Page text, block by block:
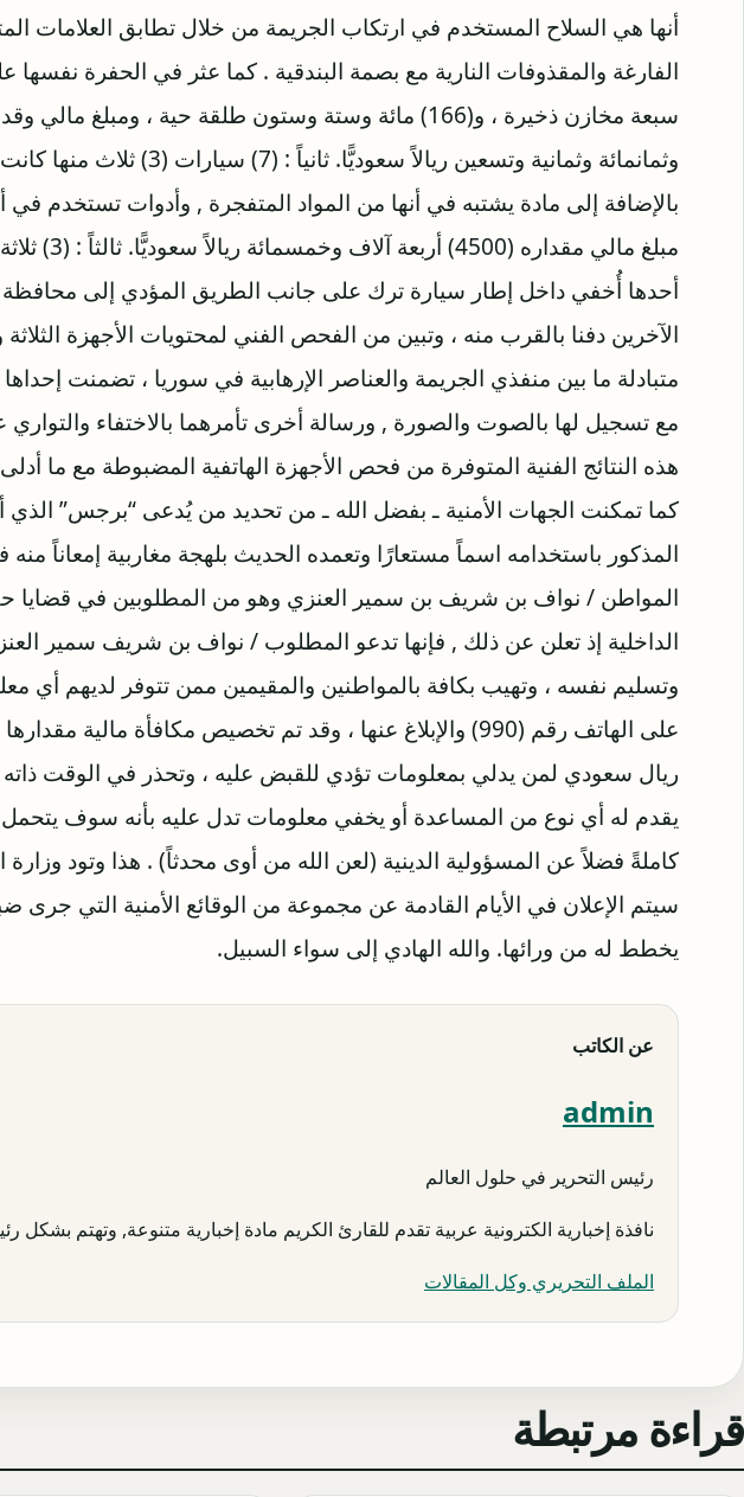
أنها هي السلاح المستخدم في ارتكاب الجريمة من خلال تطابق العلامات
وثمانمائة وثمانية وتسعين ريالاً
بالإضافة إلى مادة يشتبه في أنها من المواد المتفجرة , وأدوات تستخدم
مبلغ مالي مقداره
أحدها أُخفي داخل إطار سيارة ترك على جانب الطريق المؤدي إلى محافظة
الآخرين دفنا بالقرب منه ، وتبين من الفحص الفني لمحتويات الأجهزة
متبادلة ما بين منفذي الجريمة والعناصر الإرهابية في سوريا ، تضمنت إحداها
مع تسجيل لها بالصوت والصورة , ورسالة أخرى تأمرهما بالاختفاء
هذه النتائج الفنية المتوفرة من فحص الأجهزة الهاتفية المضبوطة مع ما
كما تمكنت الجهات الأمنية ـ بفضل الله ـ من تحديد من يُدعى “برجس”
المذكور باستخدامه اسماً مستعارًا وتعمده الحديث بلهجة مغاربية إمعاناً منه
المواطن / نواف بن شريف بن سمير العنزي وهو من المطلوبين في قضايا
الداخلية إذ تعلن عن ذلك , فإنها تدعو المطلوب / نواف بن شريف سمير
وتسليم نفسه ، وتهيب بكافة بالمواطنين والمقيمين ممن تتوفر لديهم أي
ريال سعودي لمن يدلي بمعلومات تؤدي للقبض عليه ، وتحذر في الوقت
يقدم له أي نوع من المساعدة أو يخفي معلومات تدل عليه بأنه سوف يتحمل
كاملةً فضلاً عن المسؤولية الدينية (لعن الله من أوى محدثاً) . هذا وتود وزارة
سيتم الإعلان في الأيام القادمة عن مجموعة من الوقائع الأمنية التي جرى
يخطط له من ورائها. والله الهادي إلى سواء السبيل.
عن الكاتب
admin
رئيس التحرير في حلول العالم
نافذة إخبارية الكترونية عربية تقدم للقارئ الكريم مادة إخبارية متنوعة, وتهتم بشكل
الملف التحريري وكل المقالات
قراءة مرتبطة